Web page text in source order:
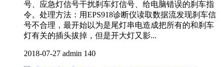
号、应急灯信号干扰刹车灯信号、给电脑错误的刹车指
令。处理方法：用EPS918诊断仪读取数据流发现刹车信
号不合理，最开始以为是尾灯串电造成把所有的和刹车
灯有关的插头拔掉，但是开大灯又影...
2018-07-27 admin 140